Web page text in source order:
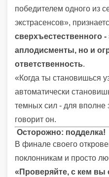
победителем одного из
экстрасенсов»,
сверхъестественного -
аплодисменты, но и
ответственность.
«Когда ты становишься
автоматически
темных сил - для
говорит он.
Осторожно: подделка!
В финале своего
поклонникам и просто
«Проверяйте, с кем